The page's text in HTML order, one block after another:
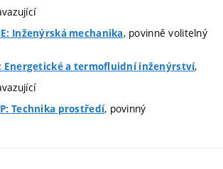
Inženýrská mechanika, povinně volitelný
Energetické a termofluidní inženýrství,
Technika prostředí, povinný